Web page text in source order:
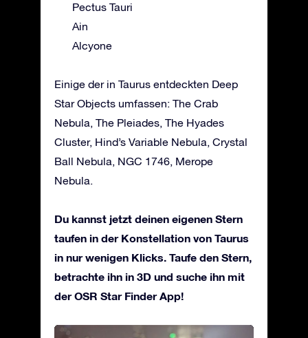
Pectus Tauri
Ain
Alcyone
Einige der in Taurus entdeckten Deep
Star Objects umfassen: The Crab
Nebula, The Pleiades, The Hyades
Cluster, Hind’s Variable Nebula, Crystal
Ball Nebula, NGC 1746, Merope
Nebula.
Du kannst jetzt deinen eigenen Stern
taufen in der Konstellation von Taurus
in nur wenigen Klicks. Taufe den Stern,
betrachte ihn in 3D und suche ihn mit
der OSR Star Finder App!